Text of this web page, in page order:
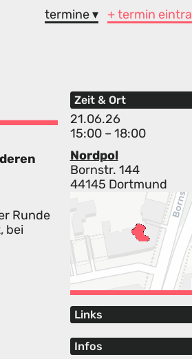
termine ▾ + termin
Zeit & Ort
21.06.26
15:00 – 18:00
Nordpol
Bornstr. 144
44145 Dortmund
Links
Infos
Runde
bei